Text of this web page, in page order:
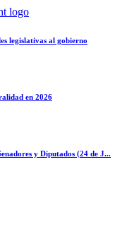
legislativas al gobierno
en 2026
y Diputados (24 de J...